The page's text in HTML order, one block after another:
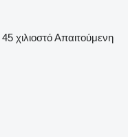
45 χιλιοστόΑπαιτούμενη